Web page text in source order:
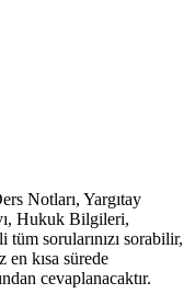
Notları, Yargıtay
Hukuk Bilgileri,
sorularınızı sorabilir,
en kısa sürede
cevaplanacaktır.